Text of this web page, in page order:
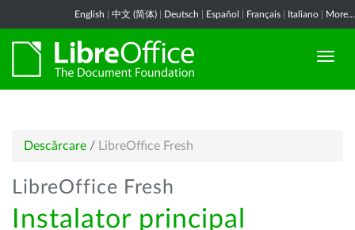
English 中文 (简体) Deutsch Español Français Italiano More...
Descărcare / LibreOffice Fresh
LibreOffice Fresh
Instalator principal